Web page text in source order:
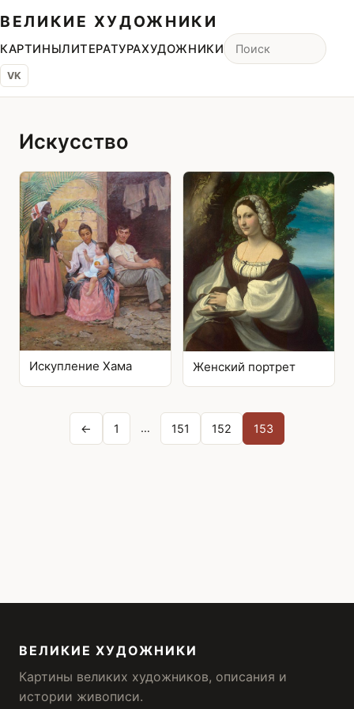
ВЕЛИКИЕ ХУДОЖНИКИ
КАРТИНЫЛИТЕРАТУРАХУДОЖНИКИ
VK
Искусство
Искупление Хама Женский портрет
pagination
← 1 … 151 152 153
ВЕЛИКИЕ ХУДОЖНИКИ
Картины великих художников, описания и
истории живописи.